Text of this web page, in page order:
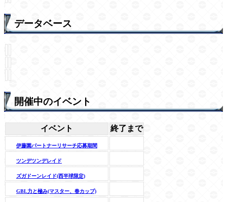
データベース
開催中のイベント
イベント 終了まで
伊藤園パートナーリサーチ応募期間
ツンデツンデレイド
ズガドーンレイド(西半球限定)
GBL力と極み(マスター、春カップ)